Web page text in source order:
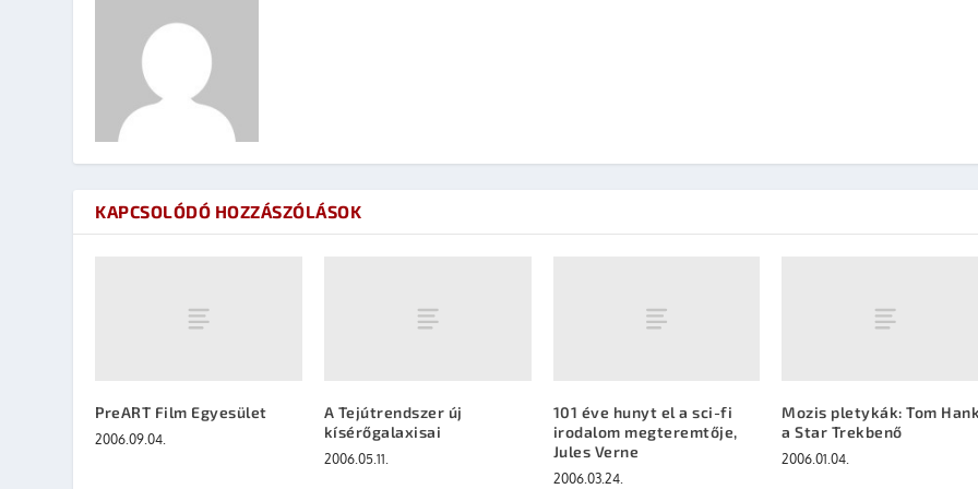
KAPCSOLÓDÓ HOZZÁSZÓLÁSOK
PreART Film Egyesület
2006.09.04.
A Tejútrendszer új
kísérőgalaxisai
2006.05.11.
101 éve hunyt el a sci-fi
irodalom megteremtője,
Jules Verne
2006.03.24.
Mozis pletykák: Tom
a Star Trekbenő
2006.01.04.